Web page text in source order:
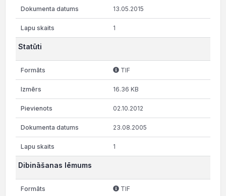
13.05.2015
1
Statūti
TIF
16.36 KB
02.10.2012
23.08.2005
1
Dibināšanas lēmums
TIF